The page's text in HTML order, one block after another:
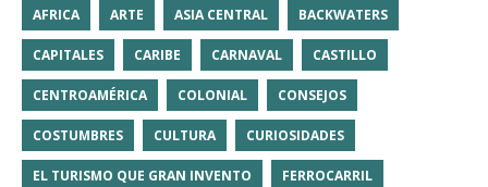
AFRICA ARTE ASIA CENTRAL BACKWATERS
CAPITALES CARIBE CARNAVAL CASTILLO
CENTROAMÉRICA COLONIAL CONSEJOS
COSTUMBRES CULTURA CURIOSIDADES
EL TURISMO QUE GRAN INVENTO FERROCARRIL